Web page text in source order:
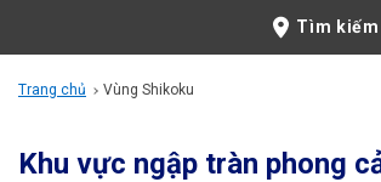
Dịch vụ của ANA
Tìm
Trang chủ Vùng Shikoku
Khu vực ngập tràn phong